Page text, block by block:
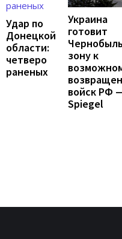
Удар по
Донецкой
области:
четверо
раненых
Украина
готовит
зону к
войск РФ
Spiegel